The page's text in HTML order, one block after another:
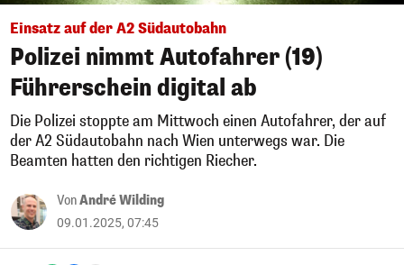
Einsatz auf der A2 Südautobahn
Polizei nimmt Autofahrer (19)
Führerschein digital ab
Die Polizei stoppte am Mittwoch einen Autofahrer, der auf
der A2 Südautobahn nach Wien unterwegs war. Die
Beamten hatten den richtigen Riecher.
VonAndré Wilding
09.01.2025, 07:45